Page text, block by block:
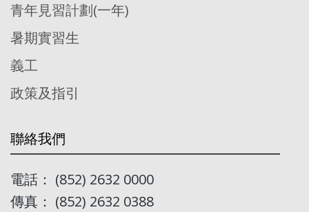
青年見習計劃(一年)
暑期實習生
義工
政策及指引
聯絡我們
電話： (852) 2632 0000
傳真： (852) 2632 0388